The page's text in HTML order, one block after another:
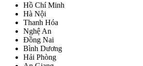
Hồ Chí Minh
Hà Nội
Thanh Hóa
Nghệ An
Đồng Nai
Bình Dương
Hải Phòng